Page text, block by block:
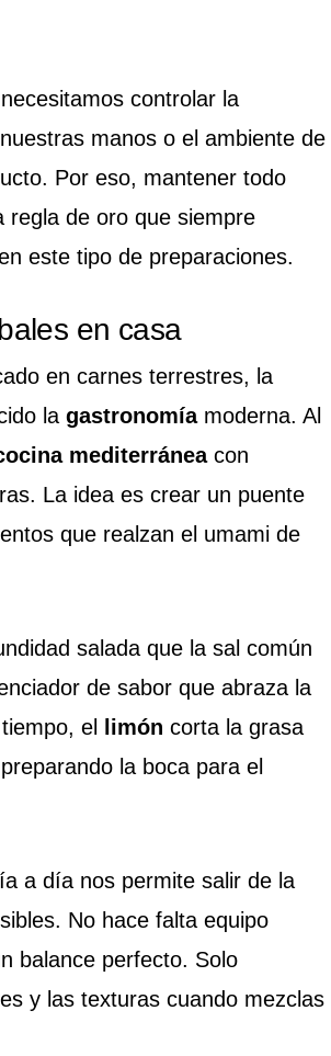
controlar la
manos o el ambiente de
Por eso, mantener todo
regla de oro que siempre
este tipo de preparaciones.
en casa
en carnes terrestres, la
la gastronomíamoderna. Al
mediterráneacon
La idea es crear un puente
que realzan el umami de
salada que la sal común
de sabor que abraza la
el
limón corta la grasa
la boca para el
a día nos permite salir de la
No hace falta equipo
balance perfecto. Solo
y las texturas cuando mezclas